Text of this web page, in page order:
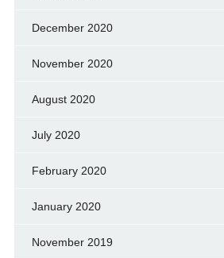
December 2020
November 2020
August 2020
July 2020
February 2020
January 2020
November 2019